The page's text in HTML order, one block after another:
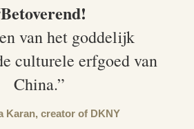
van het goddelijk
culturele erfgoed van
China.”
Karan, creator of DKNY